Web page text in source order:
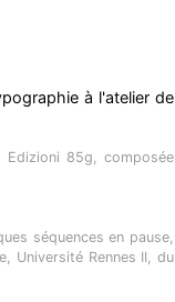
à l'atelier de
85g, composée
séquences en pause,
Université Rennes II, du